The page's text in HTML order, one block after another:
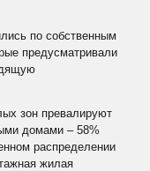
по собственным
предусматривали
зон превалируют
домами – 58%
распределении
жилая